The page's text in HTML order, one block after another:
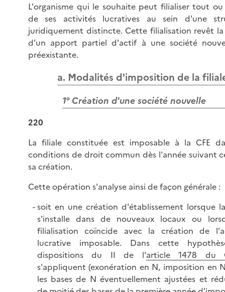
L'organisme qui le souhaite peut filialiser tout
de ses activités lucratives au sein d'une
juridiquement distincte. Cette filialisation revêt
d'un apport partiel d'actif à une société
préexistante.
a. Modalités d'imposition de la
1° Création d'une société nouvelle
220
La filiale constituée est imposable à la CFE
conditions de droit commun dès l'année suivant
sa création.
Cette opération s'analyse ainsi de façon générale :
soit en une création d'établissement lorsque
s'installe dans de nouveaux locaux ou
filialisation coïncide avec la création de
lucrative imposable. Dans cette
dispositions du II de l'article 1478 du
s'appliquent (exonération en N, imposition en
les bases de N éventuellement ajustées et